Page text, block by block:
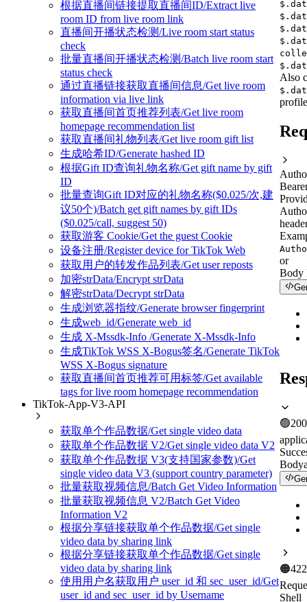
根据直播间链接提取直播间ID/Extract live
room ID from live room link
直播间开播状态检测/Live room start status
check
批量直播间开播状态检测/Batch live room start
status check
通过直播链接获取直播间信息/Get live room
information via live link
获取直播间首页推荐列表/Get live room
homepage recommendation list
获取直播间礼物列表/Get live room gift list
生成哈希ID/Generate hashed ID
根据Gift ID查询礼物名称/Get gift name by gift
ID
批量查询Gift ID对应的礼物名称($0.025/次,建
议50个)/Batch get gift names by gift IDs
($0.025/call, suggest 50)
获取游客 Cookie/Get the guest Cookie
设备注册/Register device for TikTok Web
获取用户的转发作品列表/Get user reposts
加密strData/Encrypt strData
解密strData/Decrypt strData
生成浏览器指纹/Generate browser fingerprint
生成web_id/Generate web_id
生成 X-Mssdk-Info /Generate X-Mssdk-Info
生成TikTok WSS X-Bogus签名/Generate TikTok
WSS X-Bogus signature
获取直播间首页推荐可用标签/Get available
tags for live room homepage recommendation
TikTok-App-V3-API
获取单个作品数据/Get single video data
获取单个作品数据 V2/Get single video data V2
获取单个作品数据 V3(支持国家参数)/Get
single video data V3 (support country parameter)
批量获取视频信息/Batch Get Video Information
批量获取视频信息 V2/Batch Get Video
Information V2
根据分享链接获取单个作品数据/Get single
video data by sharing link
根据分享链接获取单个作品数据/Get single
video data by sharing link
使用用户名获取用户 user_id 和 sec_user_id/Get
user_id and sec_user_id by Username
Also
or
Body
🟢200
Body
🟠422
Shell